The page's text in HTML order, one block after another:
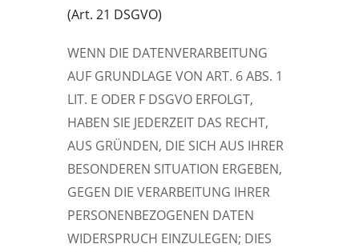
(Art. 21 DSGVO)
WENN DIE DATENVERARBEITUNG
AUF GRUNDLAGE VON ART. 6 ABS. 1
LIT. E ODER F DSGVO ERFOLGT,
HABEN SIE JEDERZEIT DAS RECHT,
AUS GRÜNDEN, DIE SICH AUS IHRER
BESONDEREN SITUATION ERGEBEN,
GEGEN DIE VERARBEITUNG IHRER
PERSONENBEZOGENEN DATEN
WIDERSPRUCH EINZULEGEN; DIES